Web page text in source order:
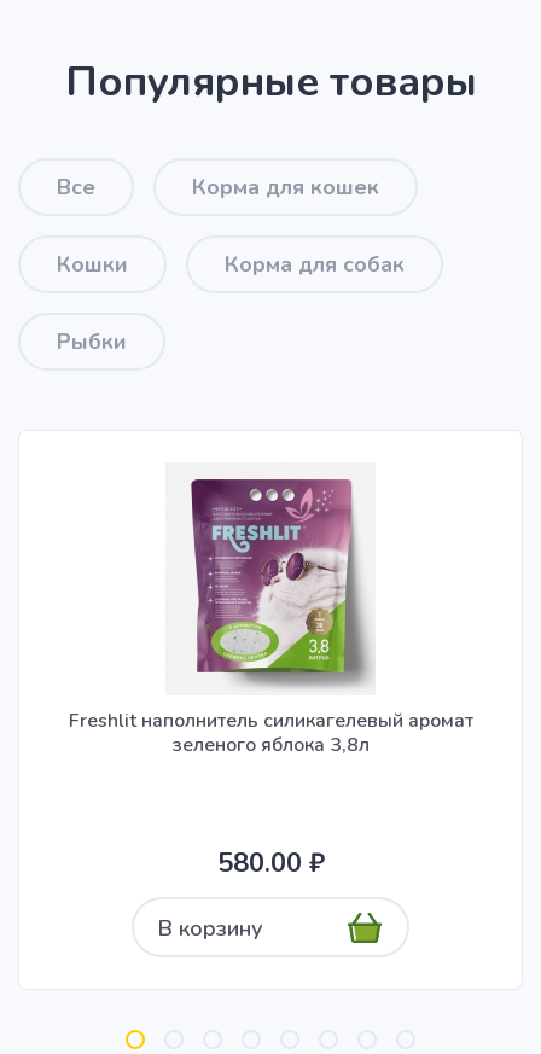
Популярные товары
Все Корма для кошек
Кошки Корма для собак
Рыбки
Freshlit наполнитель силикагелевый аромат
зеленого яблока 3,8л
580.00 ₽
В корзину